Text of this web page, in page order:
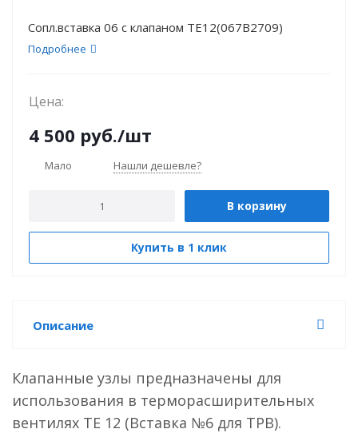
Сопл.вставка 06 с клапаном ТЕ12(067В2709)
Подробнее
Цена:
4 500 руб./шт
Мало Нашли дешевле?
В корзину
Купить в 1 клик
Описание
Клапанные узлы предназначены для
использования в терморасширительных
вентилях TE 12 (Вставка №6 для ТРВ).